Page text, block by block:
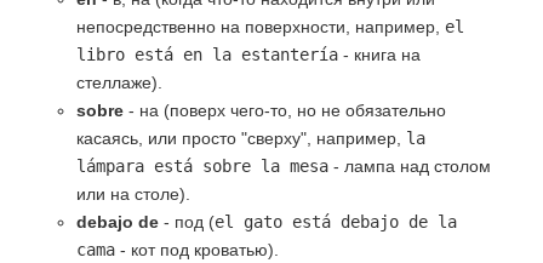
непосредственно на поверхности, например, el
libro está en la estantería - книга на
стеллаже).
sobre - на (поверх чего-то, но не обязательно
касаясь, или просто "сверху", например, la
lámpara está sobre la mesa - лампа над столом
или на столе).
debajo de - под (el gato está debajo de la
cama - кот под кроватью).